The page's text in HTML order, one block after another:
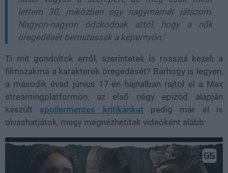
lettem 30, miközben egy nagymamát játszom.
Nagyon-nagyon ódzkodnak attól, hogy a nők
öregedését bemutassák a képernyőn."
Ti mit gondoltok erről, szerintetek is rosszul kezeli a
filmszakma a karakterek öregedését? Bárhogy is legyen,
a második évad június 17-én hajnalban rajtol el a Max
streamingplatformon, az első négy epizód alapján
készült spoilermentes kritikánkat pedig már el is
olvashatjátok, megy megnézhetitek videóként alább: